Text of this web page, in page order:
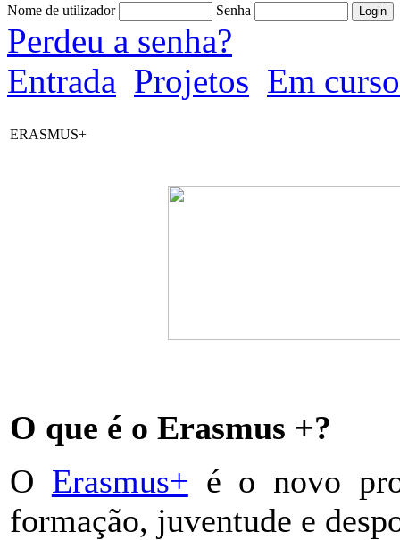
Nome de utilizador Senha
Perdeu a senha?
Entrada Projetos Em curso
ERASMUS+
O que é o Erasmus +?
O Erasmus+ é o novo
formação, juventude e